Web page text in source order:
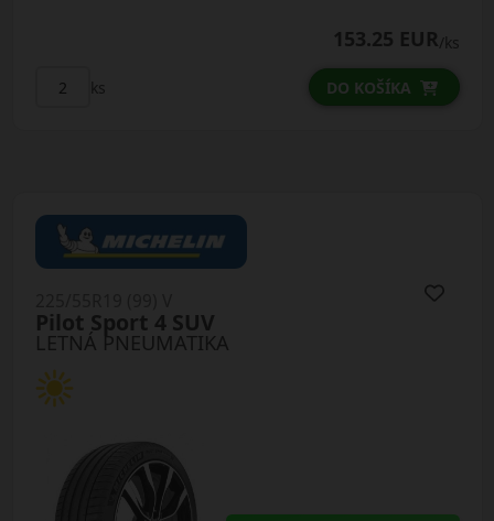
153.25 EUR/ks
ks DO KOŠÍKA
LETNÁ PNEUMATIKA
Pilot Sport 4 SUV